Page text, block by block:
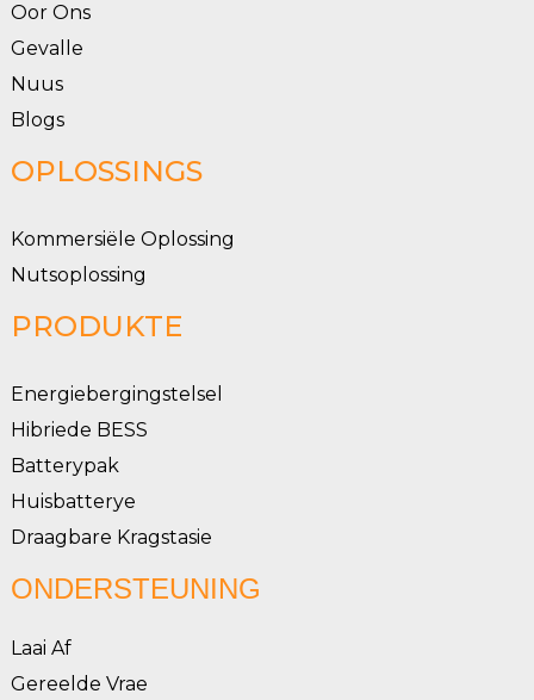
Oor Ons
Gevalle
Nuus
Blogs
OPLOSSINGS
Kommersiële Oplossing
Nutsoplossing
PRODUKTE
Energiebergingstelsel
Hibriede BESS
Batterypak
Huisbatterye
Draagbare Kragstasie
ONDERSTEUNING
Laai Af
Gereelde Vrae